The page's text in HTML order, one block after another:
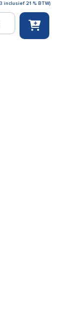
inclusief 21 % BTW)